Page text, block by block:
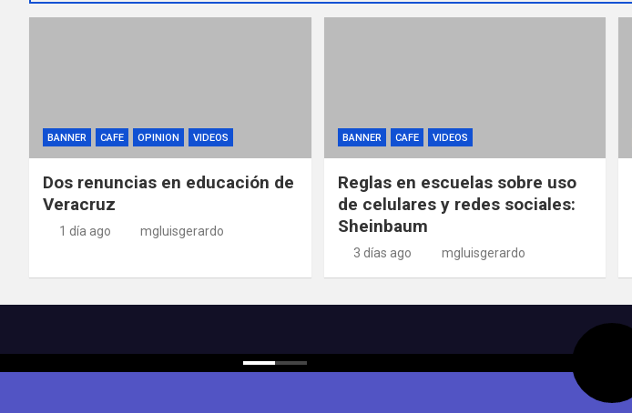
BANNER CAFE OPINION VIDEOS
Dos renuncias en educación de
Veracruz
1 día ago mgluisgerardo
BANNER CAFE VIDEOS
Reglas en escuelas sobre uso
de celulares y redes sociales:
Sheinbaum
3 días ago mgluisgerardo